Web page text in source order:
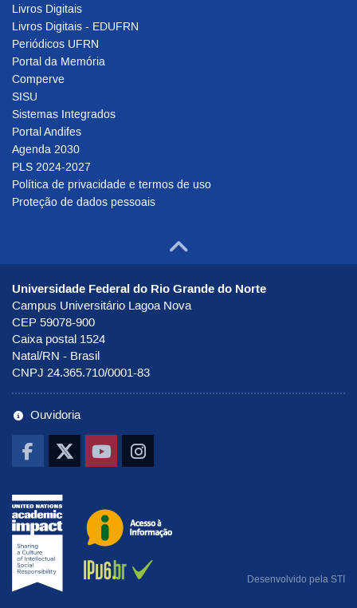
Livros Digitais
Livros Digitais - EDUFRN
Periódicos UFRN
Portal da Memória
Comperve
SISU
Sistemas Integrados
Portal Andifes
Agenda 2030
PLS 2024-2027
Política de privacidade e termos de uso
Proteção de dados pessoais
Ir para o
Universidade Federal do Rio Grande do Norte
Campus Universitário Lagoa Nova
CEP 59078-900
Caixa postal 1524
Natal/RN - Brasil
CNPJ 24.365.710/0001-83
Ouvidoria
Ir pra UNAI
Desenvolvido pela STI